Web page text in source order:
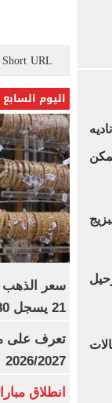
Short URL
اليوم السابع Trending
21 يسجل 6080 جنيها
تعرف على
2026/2027
انطلاق